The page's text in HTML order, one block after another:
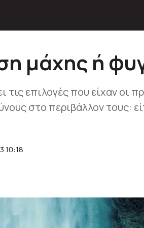
μάχης ή
επιλογές που είχαν οι
στο περιβάλλον τους:
10:18